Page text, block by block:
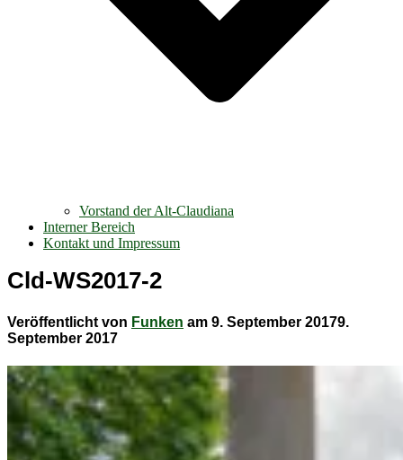
Vorstand der Alt-Claudiana
Interner Bereich
Kontakt und Impressum
Cld-WS2017-2
Veröffentlicht von Funken am 9. September 20179.
September 2017